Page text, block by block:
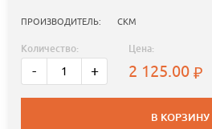
ПРОИЗВОДИТЕЛЬ: СКМ
Количество:
- +
Цена:
2 125.00
В КОРЗИНУ